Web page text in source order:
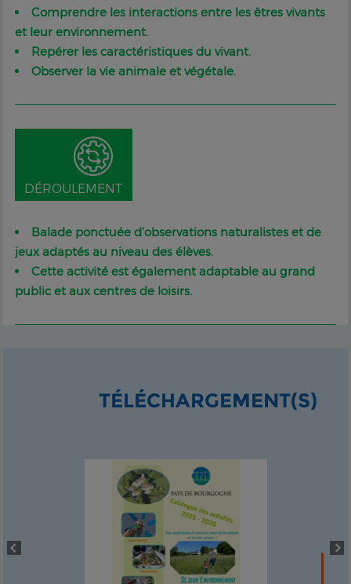
Comprendre les interactions entre les êtres vivants
et leur environnement.
Repérer les caractéristiques du vivant.
Observer la vie animale et végétale.
DÉROULEMENT
Balade ponctuée d’observations naturalistes et de
jeux adaptés au niveau des élèves.
Cette activité est également adaptable au grand
public et aux centres de loisirs.
TÉLÉCHARGEMENT(S)